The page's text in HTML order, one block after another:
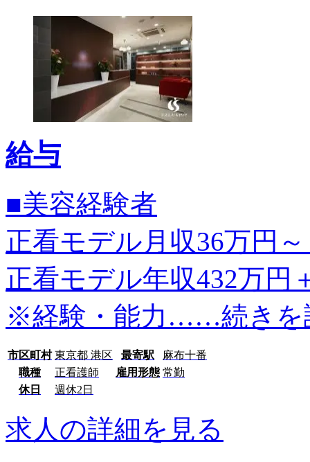
給与
■美容経験者
正看モデル月収36万円
正看モデル年収432万円
※経験・能力……続きを
市区町村 東京都 港区 最寄駅
麻布十番
職種
正看護師 雇用形態 常勤
休日
週休2日
求人の詳細を見る